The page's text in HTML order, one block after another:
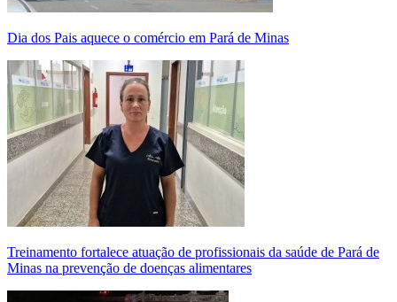
Dia dos Pais aquece o comércio em Pará de Minas
Treinamento fortalece atuação de profissionais da saúde de Pará de
Minas na prevenção de doenças alimentares